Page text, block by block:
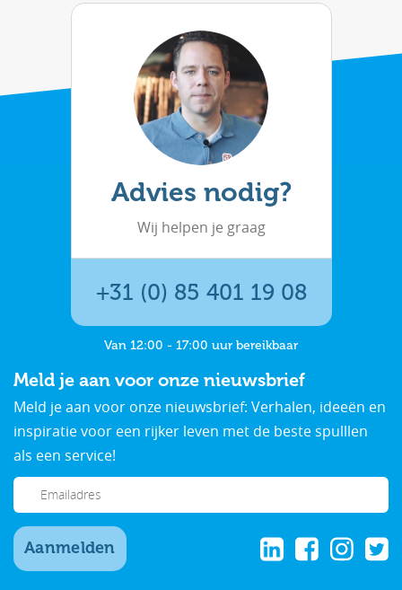
Advies nodig?
Wij helpen je graag
+31 (0) 85 401 19 08
Van 12:00 - 17:00 uur bereikbaar
Meld je aan voor onze nieuwsbrief
Meld je aan voor onze nieuwsbrief: Verhalen, ideeën en
inspiratie voor een rijker leven met de beste spulllen
als een service!
Aanmelden